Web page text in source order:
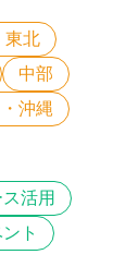
東北
中部
沖縄
活用
ト